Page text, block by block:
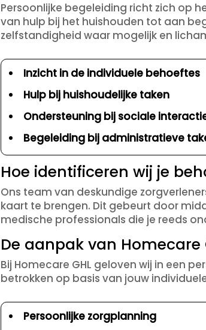
Persoonlijke begeleiding richt zich op
van hulp bij het huishouden tot aan
zelfstandigheid waar mogelijk en
Inzicht in de individuele behoeftes
Hulp bij huishoudelijke taken
Ondersteuning bij sociale
Begeleiding bij administratieve
Hoe identificeren wij je
Ons team van deskundige
kaart te brengen. Dit gebeurt door
medische professionals die je reeds
De aanpak van Homecare
Bij Homecare GHL geloven wij in een
betrokken op basis van jouw
Persoonlijke zorgplanning